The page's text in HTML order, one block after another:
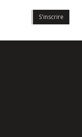
S'inscrire